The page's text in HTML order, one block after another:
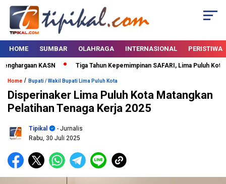
HOME SUMBAR OLAHRAGA INTERNASIONAL PERISTIWA
KASN Tiga Tahun Kepemimpinan SAFARI, Lima Puluh Kota
Home / Bupati / Wakil Bupati Lima Puluh Kota
Disperinaker Lima Puluh Kota Matangkan
Pelatihan Tenaga Kerja 2025
Tipikal
- Jurnalis
Rabu, 30 Juli 2025